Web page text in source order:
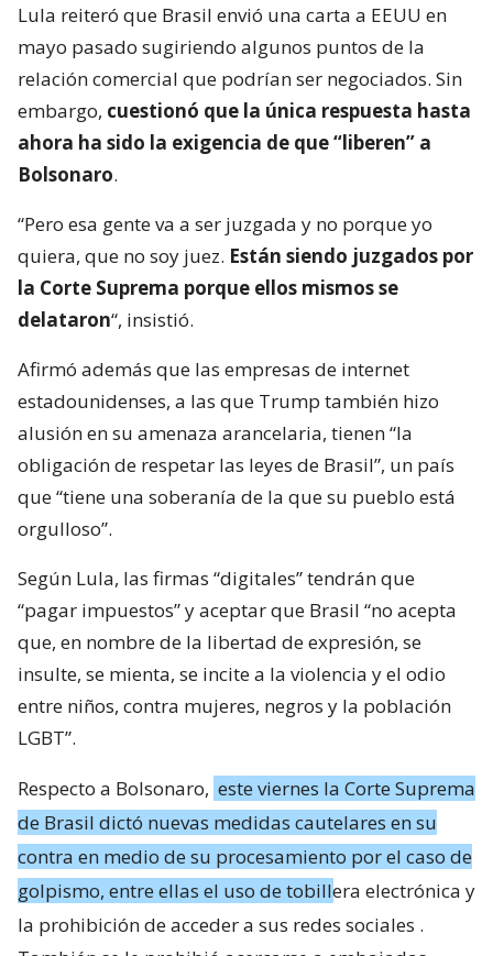
Lula reiteró que Brasil envió una carta a EEUU en
mayo pasado sugiriendo algunos puntos de la
relación comercial que podrían ser negociados. Sin
embargo, cuestionó que la única respuesta hasta
ahora ha sido la exigencia de que “liberen” a
Bolsonaro.
“Pero esa gente va a ser juzgada y no porque yo
quiera, que no soy juez. Están siendo juzgados por
la Corte Suprema porque ellos mismos se
delataron“, insistió.
Afirmó además que las empresas de internet
estadounidenses, a las que Trump también hizo
alusión en su amenaza arancelaria, tienen “la
obligación de respetar las leyes de Brasil”, un país
que “tiene una soberanía de la que su pueblo está
orgulloso”.
Según Lula, las firmas “digitales” tendrán que
“pagar impuestos” y aceptar que Brasil “no acepta
que, en nombre de la libertad de expresión, se
insulte, se mienta, se incite a la violencia y el odio
entre niños, contra mujeres, negros y la población
LGBT”.
Respecto a Bolsonaro, este viernes la Corte Suprema
de Brasil dictó nuevas medidas cautelares en su
contra en medio de su procesamiento por el caso de
golpismo, entre ellas el uso de tobillera electrónica y
la prohibición de acceder a sus redes sociales .